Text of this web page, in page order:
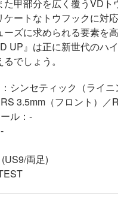
た甲部分を広く覆うVDト
ケートなトウフックに対応
ーズに求められる要素を
UP』は正に新世代のハ
でしょう。
シンセティック（ライニ
3.5mm（フロント）／
ル：-
両足)